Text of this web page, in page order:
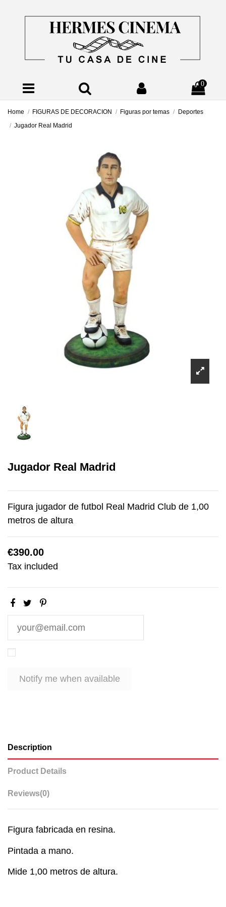
0
Home FIGURAS DE DECORACION Figuras por temas
Deportes
Jugador Real Madrid
Jugador Real Madrid
Figura jugador de futbol Real Madrid Club de 1,00
metros de altura
€390.00
Tax included
Description
Product Details
Reviews(0)
Figura fabricada en resina.
Pintada a mano.
Mide 1,00 metros de altura.